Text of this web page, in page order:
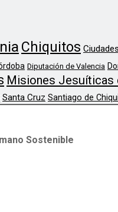
Chiquitos
Diputación de Valencia
Misiones Jesuíticas
Santa Cruz Santiago de
Sostenible